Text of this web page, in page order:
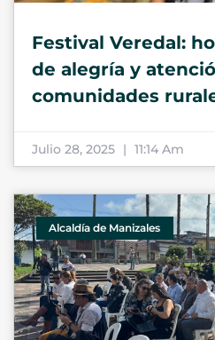
Festival Veredal:
de alegría y
comunidades
Julio 28, 2025 11:14 Am
Alcaldía de Manizales